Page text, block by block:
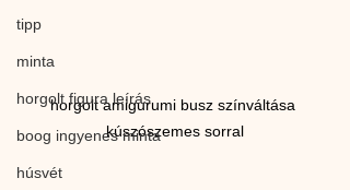
tipp
minta
horgolt figura leírás
boog ingyenes minta
húsvét
horgolt amigurumi busz színváltása
kúszószemes sorral